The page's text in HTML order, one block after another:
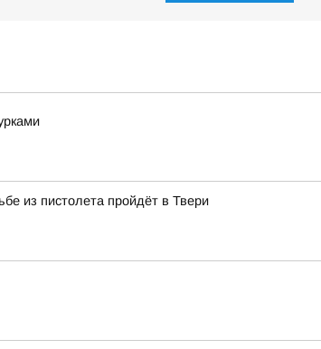
из пистолета пройдёт в Твери